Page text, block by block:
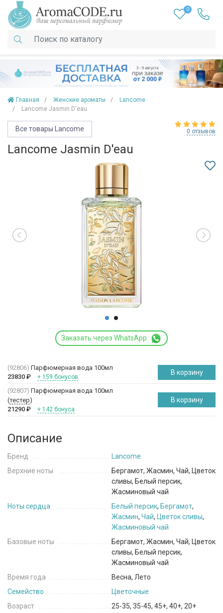
0
Главная Женские ароматы
Lancome
Lancome Jasmin D'eau
Все товары Lancome 0 отзывов
Lancome Jasmin D'eau
Заказать через WhatsApp
(92806) Парфюмерная вода 100мл
23830 ₽ + 159 бонусов
В корзину
(92807) Парфюмерная вода 100мл
(тестер)
21290 ₽ + 142 бонуса
В корзину
Описание
Бренд
Lancome
Верхние ноты
Бергамот, Жасмин, Чай, Цветок
сливы, Белый персик,
Жасминовый чай
Ноты сердца
Белый персик, Бергамот,
Жасмин, Чай, Цветок сливы,
Жасминовый чай
Базовые ноты
Бергамот, Жасмин, Чай, Цветок
сливы, Белый персик,
Жасминовый чай
Время года
Весна, Лето
Семейство
Цветочные
Возраст
25-35, 35-45, 45+, 40+, 20+